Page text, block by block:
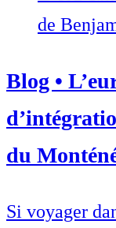
de
Blog •
du
Si voyager